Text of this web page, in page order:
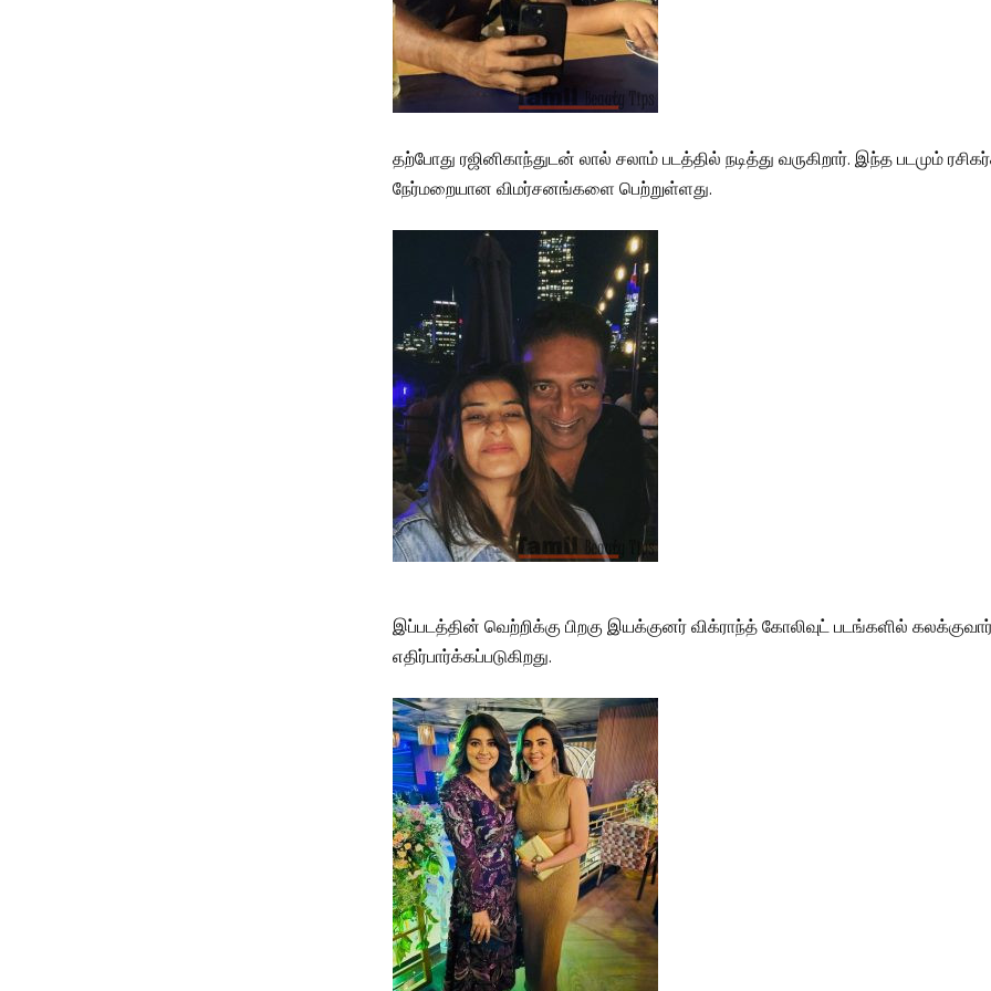
தற்போது ரஜினிகாந்துடன் லால் சலாம் படத்தில் நடித்து வருகிறார். இந்த படமும்
நேர்மறையான விமர்சனங்களை பெற்றுள்ளது.
இப்படத்தின் வெற்றிக்கு பிறகு இயக்குனர் விக்ராந்த் கோலிவுட் படங்களில்
எதிர்பார்க்கப்படுகிறது.